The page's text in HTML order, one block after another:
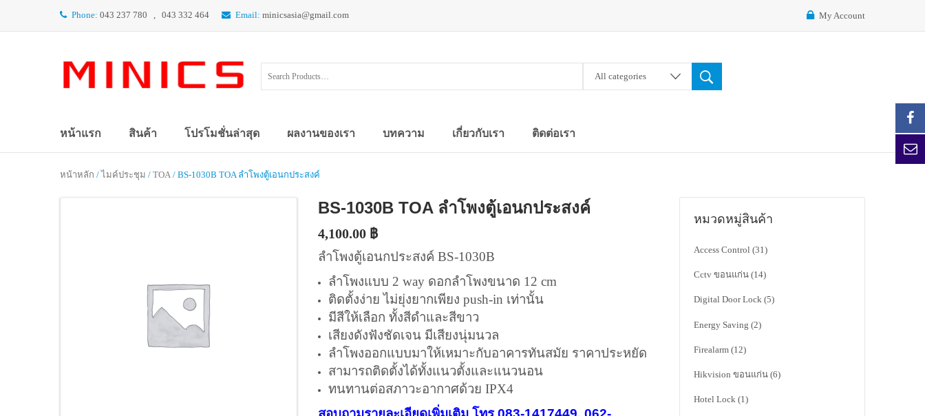
Phone: 043 237 780 , 043 332 464 Email: minicsasia@gmail.com My Account
All categories
หน้าแรก สินค้า โปรโมชั่นล่าสุด ผลงานของเรา บทความ เกี่ยวกับเรา ติดต่อเรา
หน้าหลัก /ไมค์ประชุม / TOA / BS-1030B TOA ลำโพงตู้เอนกประสงค์
BS-1030B TOA ลำโพงตู้เอนกประสงค์
4,100.00 ฿
ลำโพงตู้เอนกประสงค์ BS-1030B
ลำโพงแบบ 2 way ดอกลำโพงขนาด 12 cm
ติดตั้งง่าย ไม่ยุ่งยากเพียง push-in เท่านั้น
มีสีให้เลือก ทั้งสีดำและสีขาว
เสียงดังฟังชัดเจน มีเสียงนุ่มนวล
ลำโพงออกแบบมาให้เหมาะกับอาคารทันสมัย ราคาประหยัด
สามารถติดตั้งได้ทั้งแนวตั้งและแนวนอน
ทนทานต่อสภาวะอากาศด้วย IPX4
หมวดหมู่สินค้า
Access Control (31)
Cctv ขอนแก่น (14)
Digital Door Lock (5)
Energy Saving (2)
Firealarm (12)
Hikvision ขอนแก่น (6)
Hotel Lock (1)